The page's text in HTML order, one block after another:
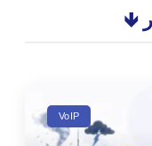
🡻
VoIP